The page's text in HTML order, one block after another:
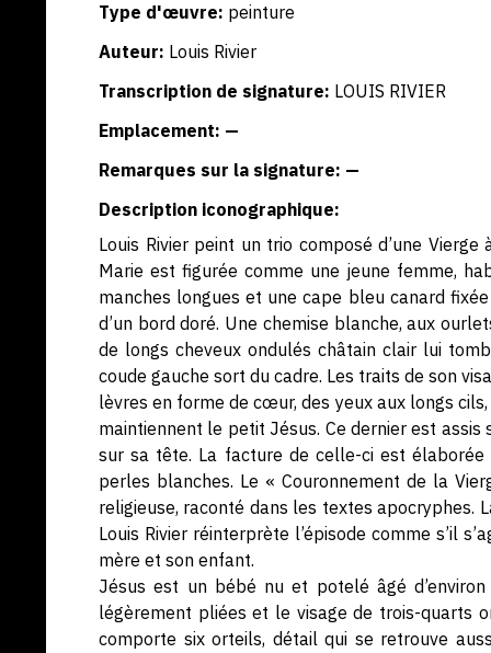
Type d'œuvre: peinture
Auteur: Louis Rivier
Transcription de signature: LOUIS RIVIER
Emplacement: —
Remarques sur la signature: —
Description iconographique:
Louis Rivier peint un trio composé d’une
Marie est figurée comme une jeune femme,
manches longues et une cape bleu canard
d’un bord doré. Une chemise blanche, aux
de longs cheveux ondulés châtain clair lui
coude gauche sort du cadre. Les traits de son
lèvres en forme de cœur, des yeux aux longs
maintiennent le petit Jésus. Ce dernier est
sur sa tête. La facture de celle-ci est
perles blanches. Le « Couronnement de la
religieuse, raconté dans les textes apocryphes.
Louis Rivier réinterprète l’épisode comme s’il
mère et son enfant.
Jésus est un bébé nu et potelé âgé
légèrement pliées et le visage de trois-quarts
comporte six orteils, détail qui se retrouve